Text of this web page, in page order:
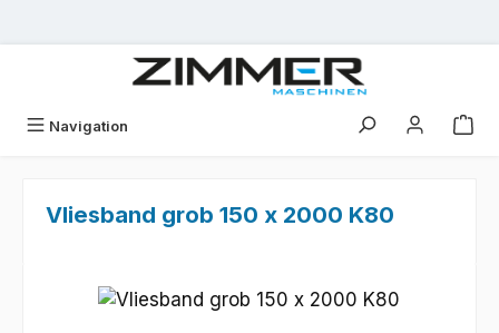
Navigation
Vliesband grob 150 x 2000 K80
Bildergalerie überspringen